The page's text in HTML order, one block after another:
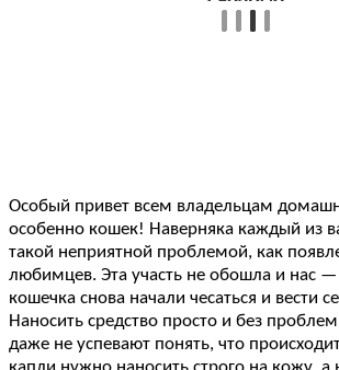
Особый привет всем владельцам
особенно кошек! Наверняка каждый из
такой неприятной проблемой, как
любимцев. Эта участь не обошла и нас
кошечка снова начали чесаться и вести
Наносить средство просто и без
даже не успевают понять, что